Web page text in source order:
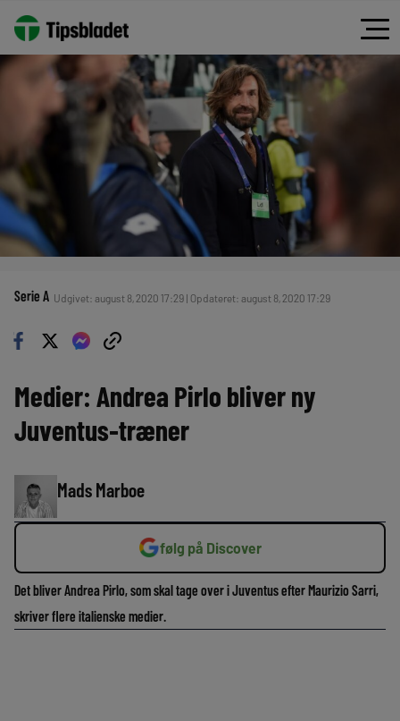
Serie A Udgivet: august 8, 2020 17:29 | Opdateret: august 8, 2020 17:29
Medier: Andrea Pirlo bliver ny
Juventus-træner
Mads Marboe
følg på Discover
Det bliver Andrea Pirlo, som skal tage over i Juventus efter Maurizio Sarri,
skriver flere italienske medier.